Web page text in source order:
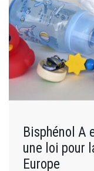
Bisphénol A
une loi pour
Europe